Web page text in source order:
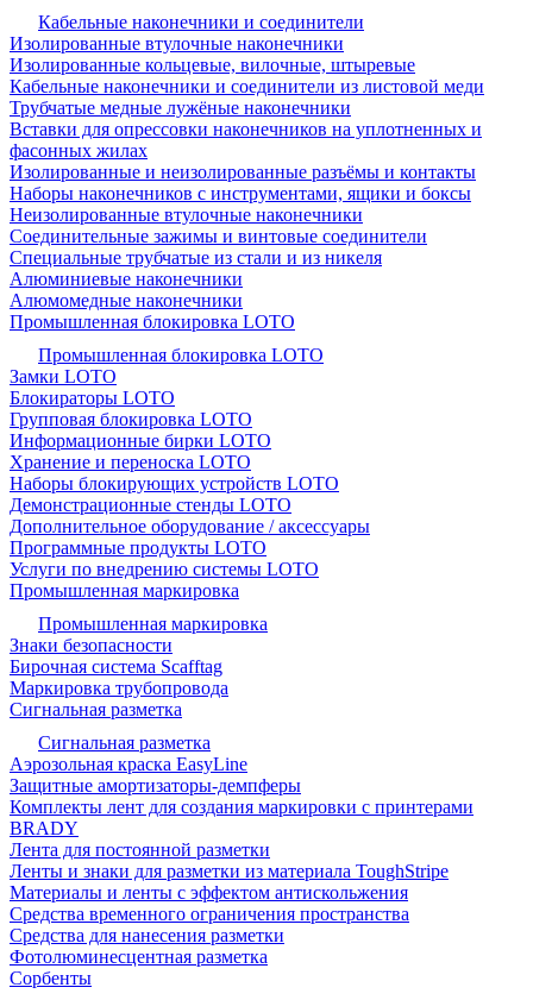
Кабельные наконечники и соединители
Изолированные втулочные наконечники
Изолированные кольцевые, вилочные, штыревые
Кабельные наконечники и соединители из листовой меди
Трубчатые медные лужёные наконечники
Вставки для опрессовки наконечников на уплотненных и
фасонных жилах
Изолированные и неизолированные разъёмы и контакты
Наборы наконечников с инструментами, ящики и боксы
Неизолированные втулочные наконечники
Соединительные зажимы и винтовые соединители
Специальные трубчатые из стали и из никеля
Алюминиевые наконечники
Алюмомедные наконечники
Промышленная блокировка LOTO
Промышленная блокировка LOTO
Замки LOTO
Блокираторы LOTO
Групповая блокировка LOTO
Информационные бирки LOTO
Хранение и переноска LOTO
Наборы блокирующих устройств LOTO
Демонстрационные стенды LOTO
Дополнительное оборудование / аксессуары
Программные продукты LOTO
Услуги по внедрению системы LOTO
Промышленная маркировка
Промышленная маркировка
Знаки безопасности
Бирочная система Scafftag
Маркировка трубопровода
Сигнальная разметка
Сигнальная разметка
Аэрозольная краска EasyLine
Защитные амортизаторы-демпферы
Комплекты лент для создания маркировки с принтерами
BRADY
Лента для постоянной разметки
Ленты и знаки для разметки из материала ToughStripe
Материалы и ленты с эффектом антискольжения
Средства временного ограничения пространства
Средства для нанесения разметки
Фотолюминесцентная разметка
Сорбенты